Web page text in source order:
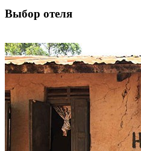
Выбор отеля